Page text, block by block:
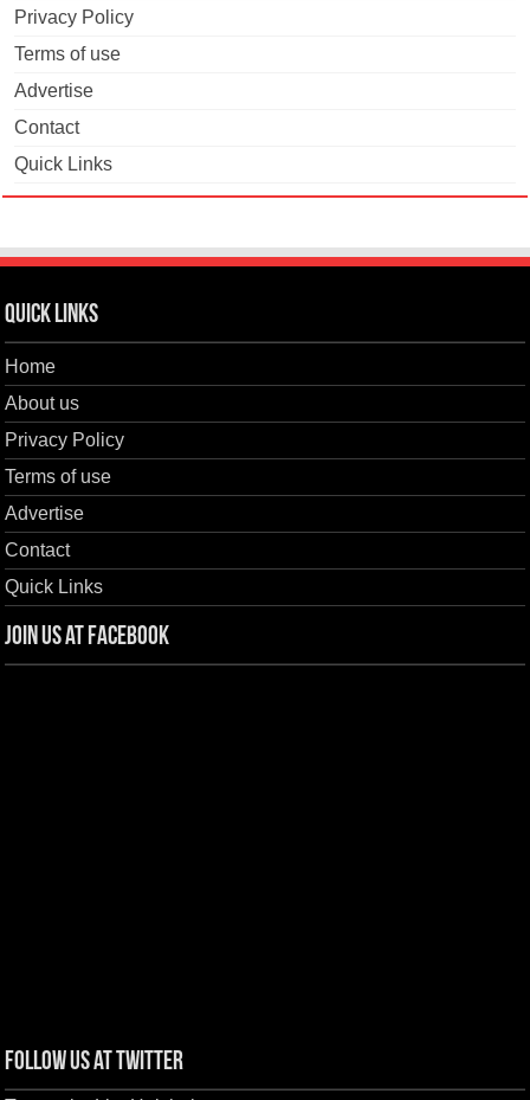
Privacy Policy
Terms of use
Advertise
Contact
Quick Links
Quick Links
Home
About us
Privacy Policy
Terms of use
Advertise
Contact
Quick Links
Join us at Facebook
Follow us at Twitter